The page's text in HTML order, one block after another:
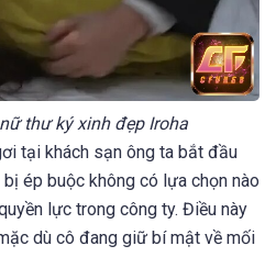
thư ký xinh đẹp Iroha
tại khách sạn ông ta bắt đầu
ép buộc không có lựa chọn nào
lực trong công ty. Điều này
dù cô đang giữ bí mật về mối